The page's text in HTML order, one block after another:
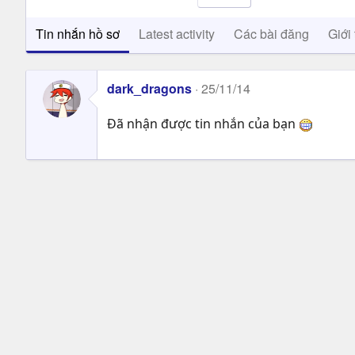
Tin nhắn hồ sơ Latest activity Các bài đăng Giới
dark_dragons 25/11/14
Đã nhận được tin nhắn của bạn